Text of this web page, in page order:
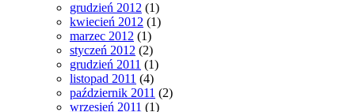
grudzień 2012 (1)
kwiecień 2012 (1)
marzec 2012 (1)
styczeń 2012 (2)
grudzień 2011 (1)
listopad 2011 (4)
październik 2011 (2)
wrzesień 2011 (1)